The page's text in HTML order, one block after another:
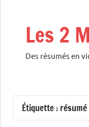
Les 2
Des résumés en
Étiquette :